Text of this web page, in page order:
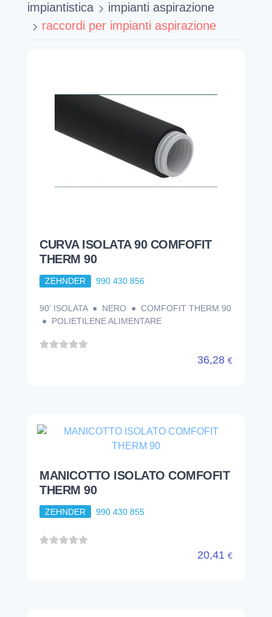
impiantistica
impianti aspirazione
raccordi per impianti aspirazione
CURVA ISOLATA 90 COMFOFIT
THERM 90
ZEHNDER 990 430 856
90' ISOLATA ● NERO ● COMFOFIT THERM 90
● POLIETILENE ALIMENTARE
36,28 €
MANICOTTO ISOLATO COMFOFIT
THERM 90
ZEHNDER 990 430 855
20,41 €